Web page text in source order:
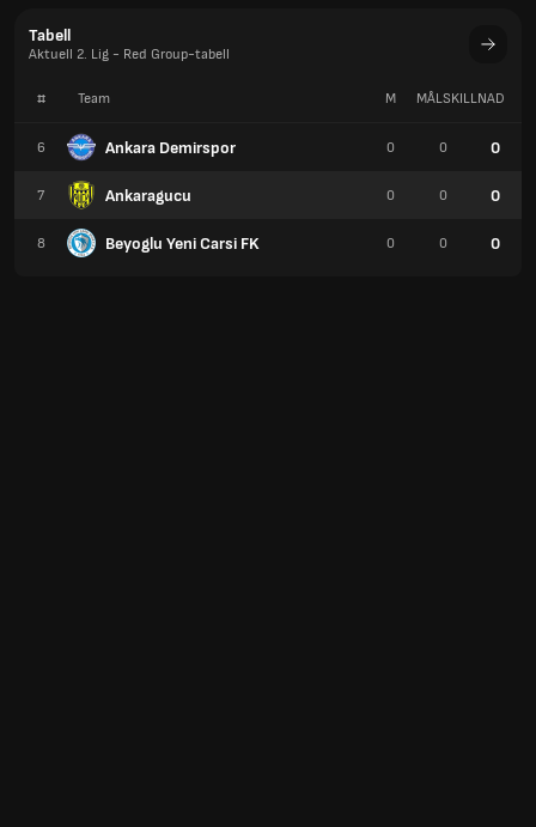
Tabell
Aktuell 2. Lig - Red Group-tabell
# Team
6 Ankara Demirspor
7 Ankaragucu
8 Beyoglu Yeni Carsi FK
M MÅLSKILLNAD
0 0 0
0 0 0
0 0 0